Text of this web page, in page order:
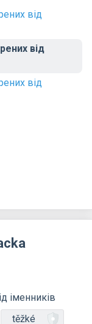
від
від
від
іменників
těžké